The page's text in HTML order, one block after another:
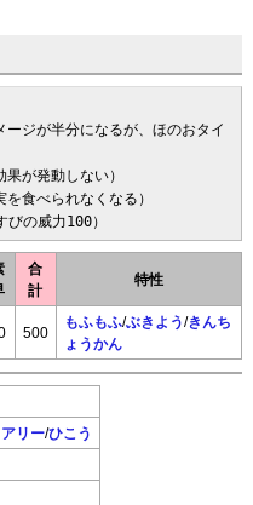
ジが半分になるが、ほのおタイ
発動しない）
食べられなくなる）
の威力100）
合
計
特性
500
もふもふ/ぶきよう/きんち
ょうかん
リー/ひこう